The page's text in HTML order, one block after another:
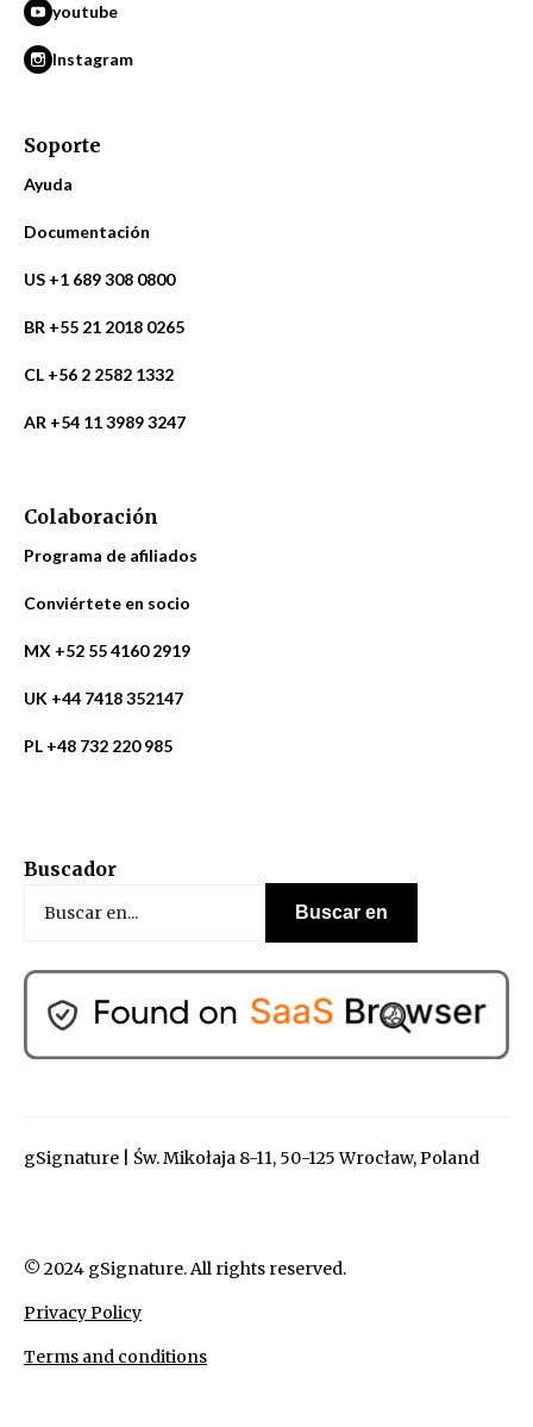
youtube
Instagram
Soporte
Ayuda
Documentación
US +1 689 308 0800
BR +55 21 2018 0265
CL +56 2 2582 1332
AR +54 11 3989 3247
Colaboración
Programa de afiliados
Conviértete en socio
MX +52 55 4160 2919
UK +44 7418 352147
PL +48 732 220 985
Buscador
gSignature | Św. Mikołaja 8-11, 50-125 Wrocław, Poland
© 2024 gSignature. All rights reserved.
Privacy Policy
Terms and conditions